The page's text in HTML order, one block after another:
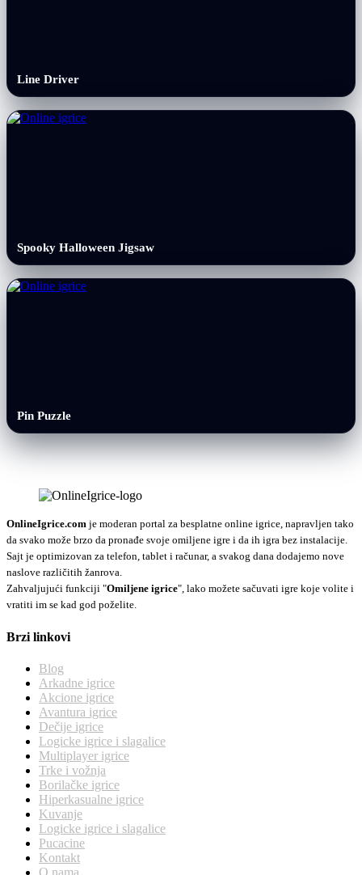
Line Driver
Spooky Halloween Jigsaw
Pin Puzzle
OnlineIgrice.com je moderan portal za besplatne online igrice, napravljen tako
da svako može brzo da pronađe svoje omiljene igre i da ih igra bez instalacije.
Sajt je optimizovan za telefon, tablet i računar, a svakog dana dodajemo nove
naslove različitih žanrova.
Zahvaljujući funkciji "Omiljene igrice", lako možete sačuvati igre koje volite i
vratiti im se kad god poželite.
Brzi linkovi
Blog
Arkadne igrice
Akcione igrice
Avantura igrice
Dečije igrice
Logicke igrice i slagalice
Multiplayer igrice
Trke i vožnja
Borilačke igrice
Hiperkasualne igrice
Kuvanje
Logicke igrice i slagalice
Pucacine
Kontakt
O nama